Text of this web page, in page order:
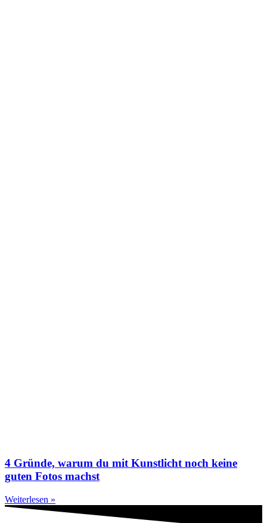
4 Gründe, warum du mit Kunstlicht noch keine
guten Fotos machst
Weiterlesen »